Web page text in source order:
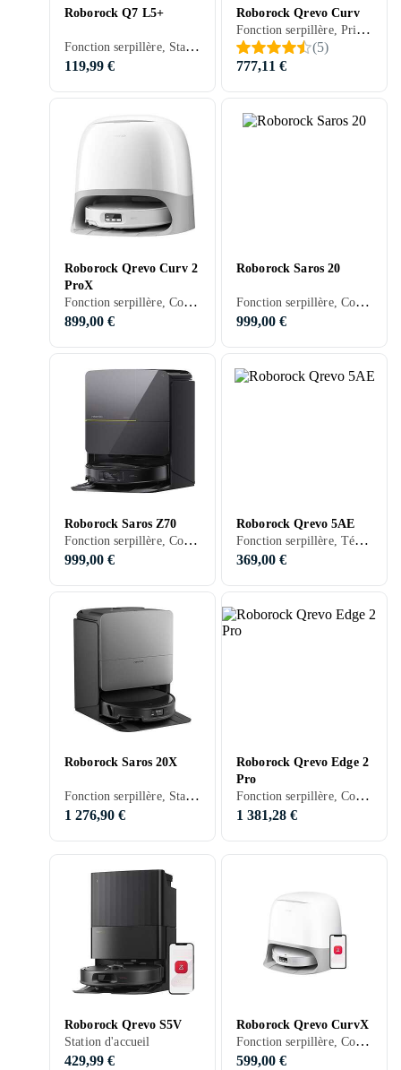
Roborock Q7 L5+
Fonction serpillère, Station d'accueil, 150 min, Vidage automatique
119,99 €
Roborock Qrevo Curv
Fonction serpillère, Prise en charge programmation, Télécommande, Détection d'escaliers, Stationnement automatique, Mur virtuel (barrière), Contrôle via application, Nettoyage des bords, Séchage automatique de la serpillière, Station d'accueil, 240 min, 63 dB, Vidage automatique
(5)
777,11 €
Roborock Qrevo Curv 2
ProX
Fonction serpillère, Contrôle vocal, Affichage, Station d'accueil, 180 min, Vidage automatique
899,00 €
Roborock Saros 20
Fonction serpillère, Contrôle vocal, Prise en charge programmation, Détection d'escaliers, Stationnement automatique, Contrôle via application, Nettoyage des bords, Séchage automatique de la serpillière, Station d'accueil, 180 min, Sols durs, Tapis, Carrelage, Stratifié, Parquet, Bois, Vinyle, 61 dB, Vidage automatique
999,00 €
Roborock Saros Z70
Fonction serpillère, Contrôle vocal, Prise en charge programmation, Télécommande, Stationnement automatique, Mur virtuel (barrière), Contrôle via application, Nettoyage des bords, Réduction du bruit / Mode silencieux, Séchage automatique de la serpillière, Station d'accueil, 180 min, Sols durs, Tapis, Carrelage, Bois, 58 dB, Vidage automatique
999,00 €
Roborock Qrevo 5AE
Fonction serpillère, Télécommande, Stationnement automatique, Contrôle via application, Séchage automatique de la serpillière, Station d'accueil, 180 min, 63 dB, Vidage automatique
369,00 €
Roborock Saros 20X
Fonction serpillère, Stationnement automatique, Séchage automatique de la serpillière, Station d'accueil, 200 min
1 276,90 €
Roborock Qrevo Edge 2
Pro
Fonction serpillère, Contrôle vocal, Prise en charge programmation, Détection d'escaliers, Stationnement automatique, Mur virtuel (barrière), Contrôle via application, Nettoyage des bords, Réduction du bruit / Mode silencieux, Séchage automatique de la serpillière, Station d'accueil, 190 min, Sols durs, Tapis, Carrelage, Bois, 63 dB, Vidage automatique
1 381,28 €
Roborock Qrevo S5V
Station d'accueil
429,99 €
Roborock Qrevo CurvX
Fonction serpillère, Contrôle vocal, Télécommande, Contrôle via application, Nettoyage des bords, Séchage automatique de la serpillière, Station d'accueil, 220 min, 62 dB, Vidage automatique
599,00 €